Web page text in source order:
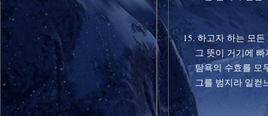
15. 하고자 하는 모든
그 뜻이 거기에 빠
탐욕의 수효를 모
그를 범지라 일컫